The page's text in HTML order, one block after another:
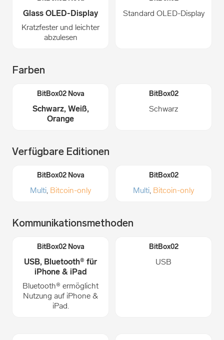
Glass OLED-Display
Kratzfester und leichter
abzulesen
Standard OLED-Display
Farben
Schwarz, Weiß,
Orange
Schwarz
Verfügbare Editionen
Multi Bitcoin-only Multi Bitcoin-only
Kommunikationsmethoden
USB, Bluetooth® für
iPhone & iPad
Bluetooth® ermöglicht
Nutzung auf iPhone &
iPad.
USB